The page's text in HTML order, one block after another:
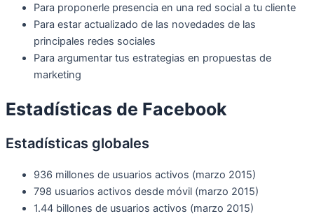
Para proponerle presencia en una red social a tu cliente
Para estar actualizado de las novedades de las
principales redes sociales
Para argumentar tus estrategias en propuestas de
marketing
Estadísticas de Facebook
Estadísticas globales
936 millones de usuarios activos (marzo 2015)
798 usuarios activos desde móvil (marzo 2015)
1.44 billones de usuarios activos (marzo 2015)